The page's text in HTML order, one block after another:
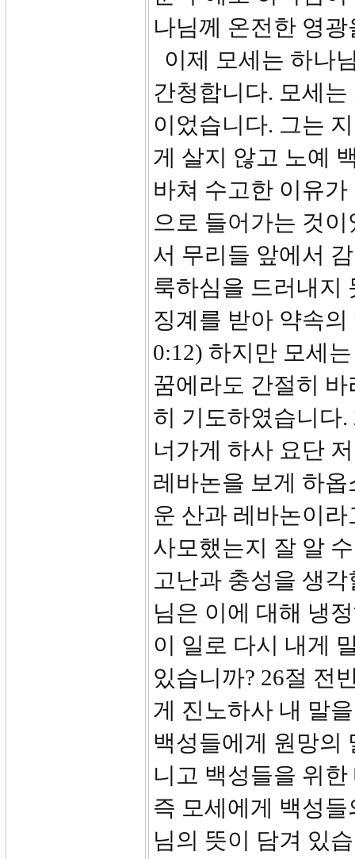
나님께 온전한 영
이제 모세는 하나
간청합니다. 모세
이었습니다. 그는
게 살지 않고 노예
바쳐 수고한 이유
으로 들어가는 것
서 무리들 앞에서
룩하심을 드러내지
징계를 받아 약속
0:12) 하지만 모세
꿈에라도 간절히
히 기도하였습니다
너가게 하사 요단
레바논을 보게 하
운 산과 레바논이
사모했는지 잘 알
고난과 충성을 생
님은 이에 대해 냉
이 일로 다시 내게
있습니까? 26절 전
게 진노하사 내 말
백성들에게 원망의
니고 백성들을 위
즉 모세에게 백성
님의 뜻이 담겨 있